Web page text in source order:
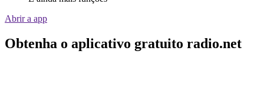
Abrir a app
Obtenha o aplicativo gratuito radio.net